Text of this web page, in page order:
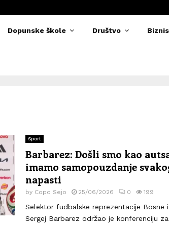
Dopunske škole Društvo Biznis
Sport
Barbarez: Došli smo kao
imamo samopouzdanje
napasti
by Copo Sejo 25/06/2026 0 199
Selektor fudbalske reprezentacije Bosne
Sergej Barbarez održao je konferenciju